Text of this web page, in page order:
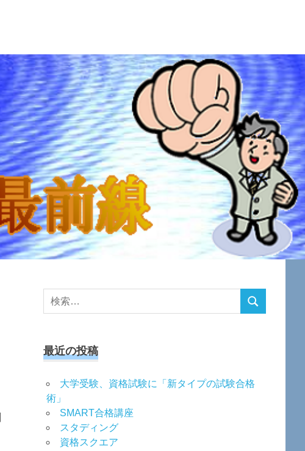
検
検
最近の投稿
大学受験、資格試験に「新タイプの試験合格
術」
SMART合格講座
スタディング
資格スクエア